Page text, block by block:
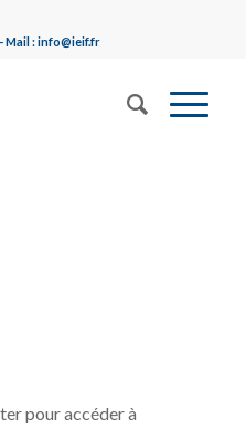
- Mail : info@ieif.fr
pour accéder à